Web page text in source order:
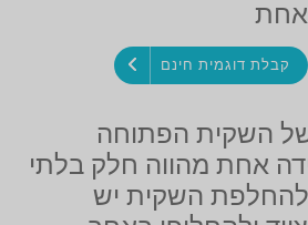
אחת
קבלת דוגמית חינם
השקית הפתוחה
אחת מהווה חלק בלתי
השקית יש